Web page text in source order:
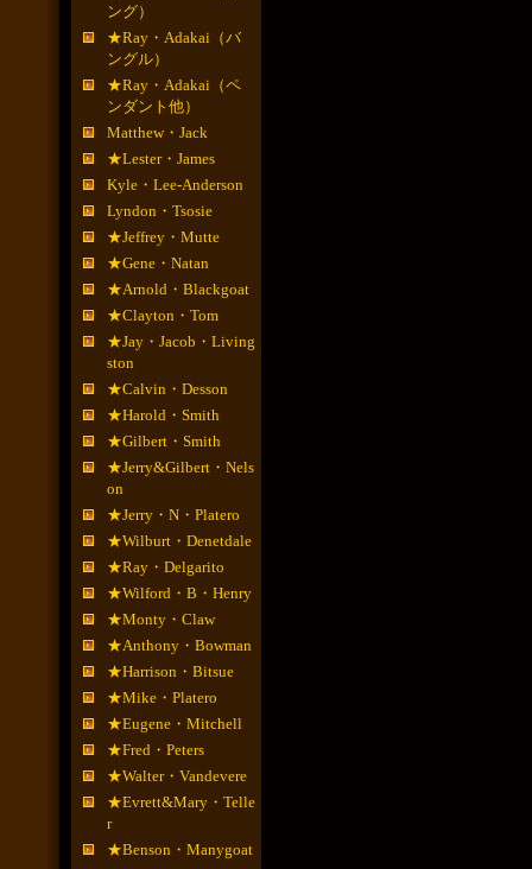
ング）
★Ray・Adakai（バ
ングル）
★Ray・Adakai（ペ
ンダント他）
Matthew・Jack
★Lester・James
Kyle・Lee-Anderson
Lyndon・Tsosie
★Jeffrey・Mutte
★Gene・Natan
★Arnold・Blackgoat
★Clayton・Tom
★Jay・Jacob・Living
ston
★Calvin・Desson
★Harold・Smith
★Gilbert・Smith
★Jerry&Gilbert・Nels
on
★Jerry・N・Platero
★Wilburt・Denetdale
★Ray・Delgarito
★Wilford・B・Henry
★Monty・Claw
★Anthony・Bowman
★Harrison・Bitsue
★Mike・Platero
★Eugene・Mitchell
★Fred・Peters
★Walter・Vandevere
★Evrett&Mary・Telle
r
★Benson・Manygoat